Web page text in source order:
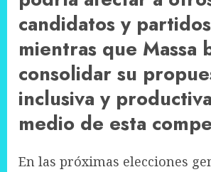
candidatos y
mientras que Massa
consolidar su
inclusiva y
medio de esta
En las próximas elecciones